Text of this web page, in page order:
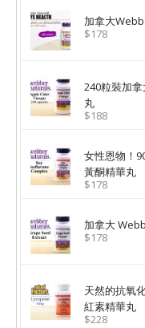
加拿大
$178
240粒裝加
丸
$188
女性恩物！
黃酮精華丸
$178
加拿大
$178
天然的抗氧
紅素精華丸
$228